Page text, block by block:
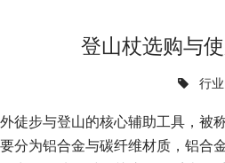
登山杖选购与
行
徒步与登山的核心辅助工具，被
分为铝合金与碳纤维材质，铝合